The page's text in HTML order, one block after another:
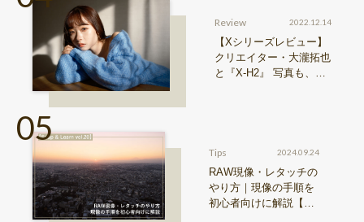
Review 2022.12.14
【Xシリーズレビュー】
クリエイター・大瀧拓也
と『X-H2』 写真も、動
Tips 2024.09.24
RAW現像・レタッチの
やり方｜現像の手順を
初心者向けに解説【Sn